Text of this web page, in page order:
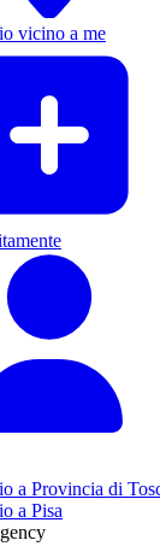
vicino a me
a Provincia di
a Pisa